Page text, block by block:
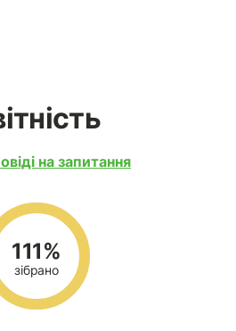
на запитання
111%
зібрано